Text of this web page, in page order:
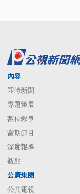
內容
即時新聞
專題策展
數位敘事
當期節目
深度報導
觀點
公廣集團
公共電視